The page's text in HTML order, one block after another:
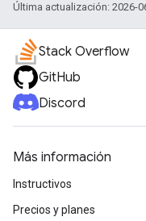
Última actualización: 2026-
Stack Overflow
GitHub
Discord
Más información
Instructivos
Precios y planes